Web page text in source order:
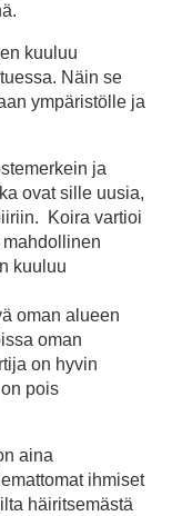
kuuluu
Näin se
ympäristölle ja
ja
ovat sille uusia,
Koira vartioi
kuuluu
oman alueen
oman
on hyvin
pois
aina
ihmiset
häiritsemästä